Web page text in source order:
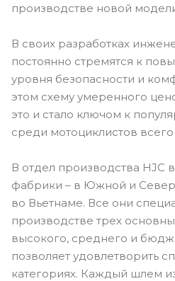
производстве новой
В своих разработках
постоянно стремятся к
уровня безопасности и
этом схему умеренного
это и стало ключом к
среди мотоциклистов
В отдел производства HJC
фабрики – в Южной и
во Вьетнаме. Все они
производстве трех
высокого, среднего и
позволяет удовлетворить
категориях. Каждый шлем